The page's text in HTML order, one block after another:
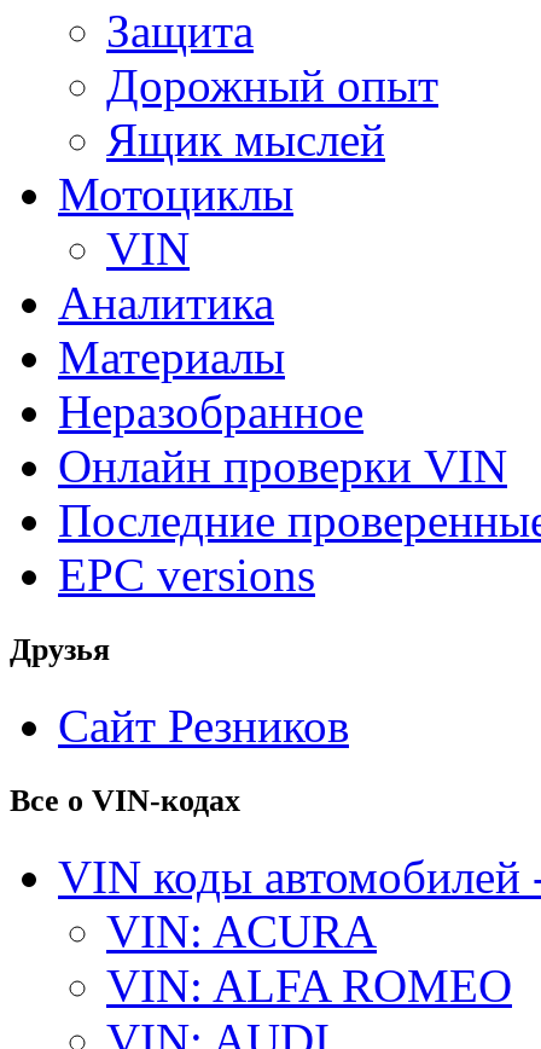
Защита
Дорожный опыт
Ящик мыслей
Мотоциклы
VIN
Аналитика
Материалы
Неразобранное
Онлайн проверки VIN
Последние
EPC versions
Друзья
Сайт Резников
Все о VIN-кодах
VIN коды автомобилей
VIN: ACURA
VIN: ALFA ROMEO